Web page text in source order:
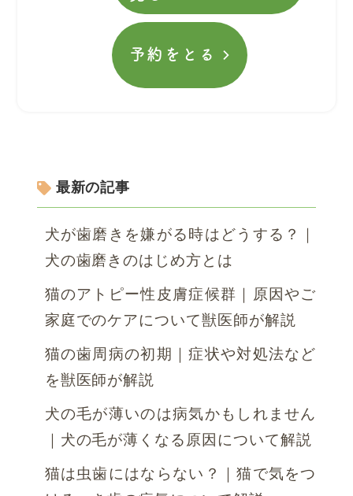
予約をとる
最新の記事
犬が歯磨きを嫌がる時はどうする？｜
犬の歯磨きのはじめ方とは
猫のアトピー性皮膚症候群｜原因やご
家庭でのケアについて獣医師が解説
猫の歯周病の初期｜症状や対処法など
を獣医師が解説
犬の毛が薄いのは病気かもしれません
｜犬の毛が薄くなる原因について解説
猫は虫歯にはならない？｜猫で気をつ